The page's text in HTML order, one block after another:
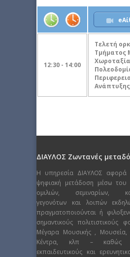
12:30 - 14:00
Tελετή
Τμήματος
Ανάπτυξης
ΔΙΑΥΛΟΣ Ζωντανές
Η υπηρεσία ΔΙΑΥΛΟΣ αφορά
ψηφιακή μετάδοση μέσω του
ομιλιών, σεμιναρίων,
γεγονότων και λοιπών
πραγματοποιούνται ή
σημαντικούς πολιτιστικούς
Μέγαρα Μουσικής , Μουσεία,
Κέντρα, κλπ – καθώς
εκπαιδευτικούς και